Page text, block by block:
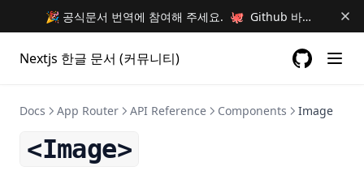
🎉 공식문서 번역에 참여해 주세요. 🐙 Github 바로가기 🐙
Nextjs 한글 문서 (커뮤니티)
Docs App Router API Reference Components Image
<Image>